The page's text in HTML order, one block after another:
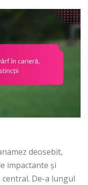
deosebit,
impactante și
De-a lungul